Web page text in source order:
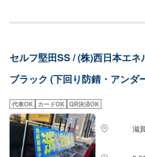
セルフ堅田SS / (株)西日本エ
ブラック (下回り防錆・アンダ
代車OK カードOK QR決済OK
滋